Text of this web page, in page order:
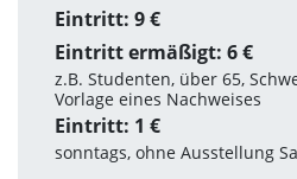
Eintritt: 9 €
Eintritt ermäßigt: 6 €
z.B. Studenten, über 65,
Vorlage eines Nachweises
Eintritt: 1 €
sonntags, ohne Ausstellung